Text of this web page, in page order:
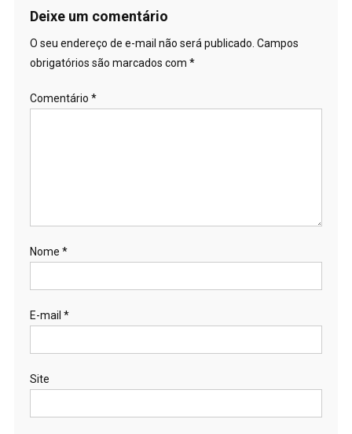
Deixe um comentário
O seu endereço de e-mail não será publicado. Campos
obrigatórios são marcados com *
Comentário *
Nome *
E-mail *
Site